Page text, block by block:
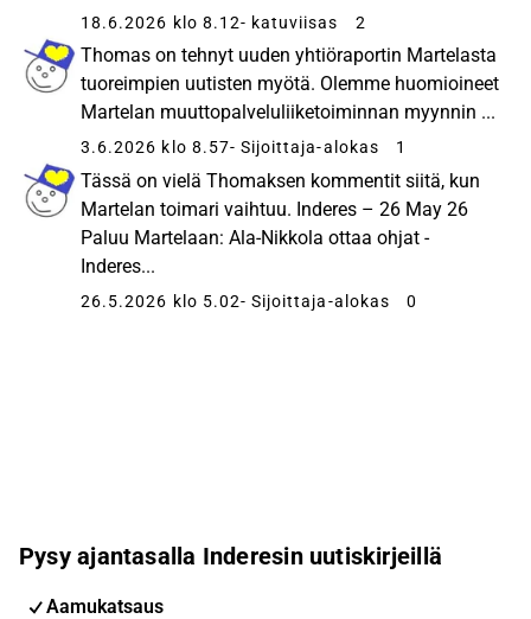
18.6.2026 klo 8.12- katuviisas 2
Thomas on tehnyt uuden yhtiöraportin Martelasta
tuoreimpien uutisten myötä. Olemme huomioineet
Martelan muuttopalveluliiketoiminnan myynnin ...
3.6.2026 klo 8.57- Sijoittaja-alokas 1
Tässä on vielä Thomaksen kommentit siitä, kun
Martelan toimari vaihtuu. Inderes – 26 May 26
Paluu Martelaan: Ala-Nikkola ottaa ohjat -
Inderes...
26.5.2026 klo 5.02- Sijoittaja-alokas 0
Pysy ajantasalla Inderesin uutiskirjeillä
Aamukatsaus